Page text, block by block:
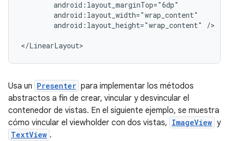
android:layout_height="wrap_content"
/>
</LinearLayout>
Usa un Presenter para implementar los métodos
abstractos a fin de crear, vincular y desvincular el
contenedor de vistas. En el siguiente ejemplo, se muestra
cómo vincular el viewholder con dos vistas, ImageView y
TextView .